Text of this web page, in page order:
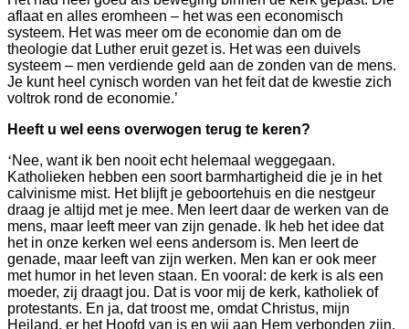
aflaat en alles eromheen – het was een economisch
systeem. Het was meer om de economie dan om de
theologie dat Luther eruit gezet is. Het was een duivels
systeem – men verdiende geld aan de zonden van de mens.
Je kunt heel cynisch worden van het feit dat de kwestie zich
voltrok rond de economie.’
Heeft u wel eens overwogen terug te keren?
‘Nee, want ik ben nooit echt helemaal weggegaan.
Katholieken hebben een soort barmhartigheid die je in het
calvinisme mist. Het blijft je geboortehuis en die nestgeur
draag je altijd met je mee. Men leert daar de werken van de
mens, maar leeft meer van zijn genade. Ik heb het idee dat
het in onze kerken wel eens andersom is. Men leert de
genade, maar leeft van zijn werken. Men kan er ook meer
met humor in het leven staan. En vooral: de kerk is als een
moeder, zij draagt jou. Dat is voor mij de kerk, katholiek of
protestants. En ja, dat troost me, omdat Christus, mijn
Heiland, er het Hoofd van is en wij aan Hem verbonden zijn.